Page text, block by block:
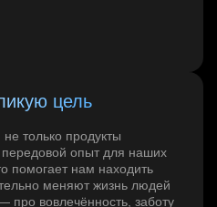
цель
только продукты
опыт для наших
помогает нам находить
меняют жизнь людей
про вовлечённость, заботу